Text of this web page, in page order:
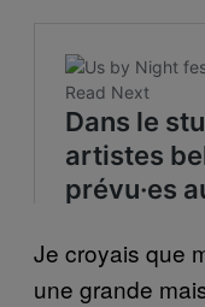
Je croyais que
une grande